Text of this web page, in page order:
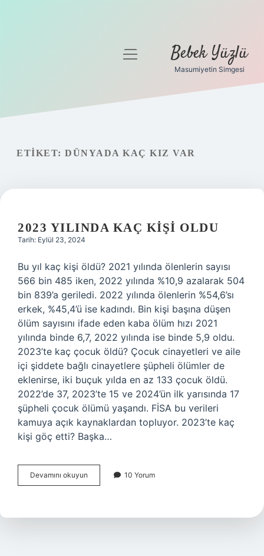
Gizlilik Politikası
menüyü
Bebek Yüzlü
Masumiyetin Simgesi
ETIKET: DÜNYADA KAÇ KIZ VAR
2023 YILINDA KAÇ KIŞI OLDU
Tarih: Eylül 23, 2024
Bu yıl kaç kişi öldü? 2021 yılında ölenlerin sayısı
566 bin 485 iken, 2022 yılında %10,9 azalarak 504
bin 839’a geriledi. 2022 yılında ölenlerin %54,6’sı
erkek, %45,4’ü ise kadındı. Bin kişi başına düşen
ölüm sayısını ifade eden kaba ölüm hızı 2021
yılında binde 6,7, 2022 yılında ise binde 5,9 oldu.
2023’te kaç çocuk öldü? Çocuk cinayetleri ve aile
içi şiddete bağlı cinayetlere şüpheli ölümler de
eklenirse, iki buçuk yılda en az 133 çocuk öldü.
2022’de 37, 2023’te 15 ve 2024’ün ilk yarısında 17
şüpheli çocuk ölümü yaşandı. FİSA bu verileri
kamuya açık kaynaklardan topluyor. 2023’te kaç
kişi göç etti? Başka…
Devamını okuyun
Yılında
Oldu
10 Yorum